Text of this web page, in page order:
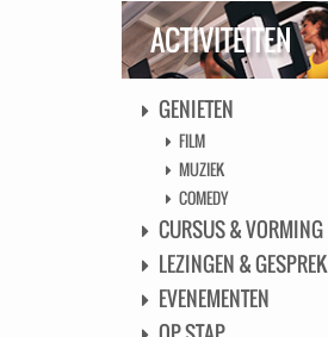
ACTIVITEITEN
GENIETEN
FILM
MUZIEK
COMEDY
CURSUS & VORMING
LEZINGEN & GESPREK
EVENEMENTEN